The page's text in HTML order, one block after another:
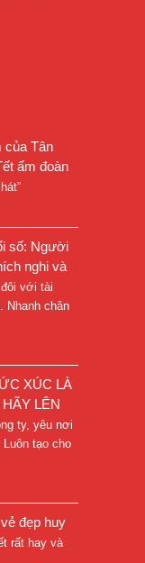
của Tân
ấm đoàn
”
số: Người
nghi và
với tài
Nhanh chân
XÚC LÀ
LÊN
ty, yêu nơi
tạo cho
đẹp huy
rất hay và